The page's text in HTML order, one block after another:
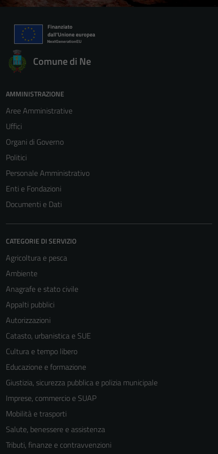
Comune di Ne
AMMINISTRAZIONE
Aree Amministrative
Uffici
Organi di Governo
Politici
Personale Amministrativo
Enti e Fondazioni
Documenti e Dati
CATEGORIE DI SERVIZIO
Agricoltura e pesca
Ambiente
Anagrafe e stato civile
Appalti pubblici
Autorizzazioni
Catasto, urbanistica e SUE
Cultura e tempo libero
Educazione e formazione
Giustizia, sicurezza pubblica e polizia municipale
Imprese, commercio e SUAP
Mobilità e trasporti
Salute, benessere e assistenza
Tributi, finanze e contravvenzioni